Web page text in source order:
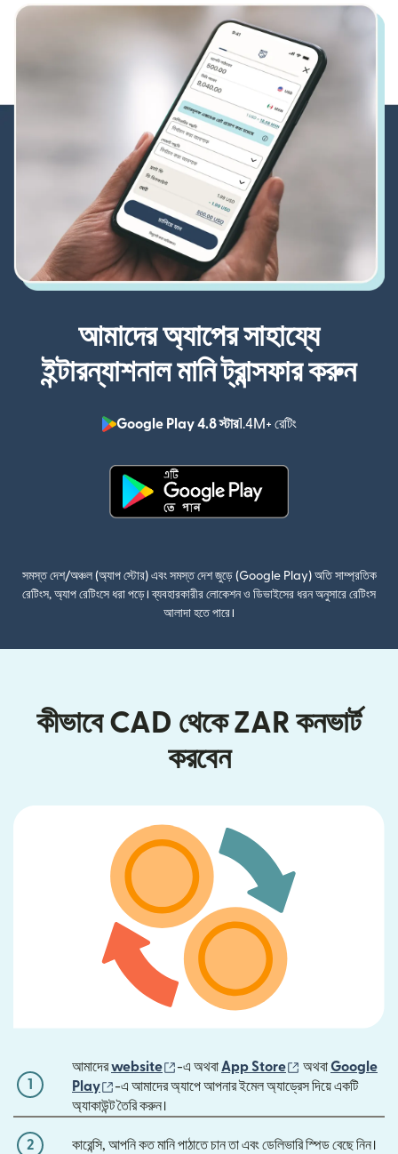
আমাদের অ্যাপের সাহায্যে
ইন্টারন্যাশনাল মানি ট্রান্সফার করুন
Google Play 4.8 স্টার1.4M+ রেটিং
সমস্ত দেশ/অঞ্চল (অ্যাপ স্টোর) এবং সমস্ত দেশ জুড়ে (Google Play) অতি সাম্প্রতিক
রেটিংস, অ্যাপ রেটিংসে ধরা পড়ে। ব্যবহারকারীর লোকেশন ও ডিভাইসের ধরন অনুসারে রেটিংস
আলাদা হতে পারে।
কীভাবে CAD থেকে ZAR কনভার্ট
করবেন
1
আমাদেরwebsite (নতুন উইন্ডোতে খুলবে)
-এ অথবাApp Store (নতুন উইন্ডোতে
অথবাGoogle
Play
(নতুন উইন্ডোতে খুলবে)
-এ আমাদের অ্যাপে আপনার ইমেল অ্যাড্রেস দিয়ে একটি
অ্যাকাউন্ট তৈরি করুন।
2 কারেন্সি, আপনি কত মানি পাঠাতে চান তা এবং ডেলিভারি স্পিড বেছে নিন।